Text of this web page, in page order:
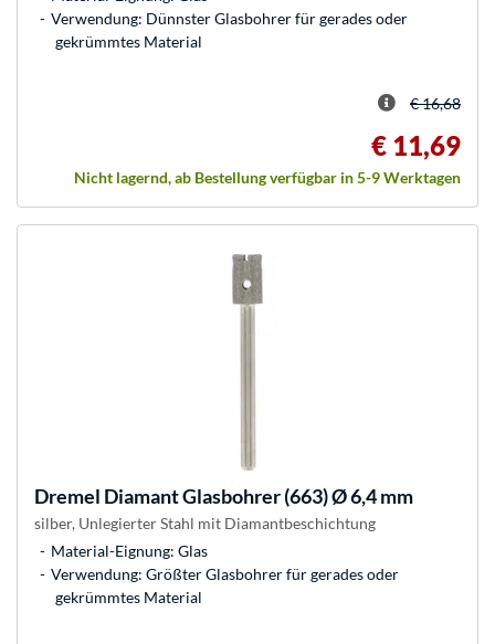
Verwendung: Dünnster Glasbohrer für gerades oder
gekrümmtes Material
€ 16,68
€ 11,69
Nicht lagernd, ab Bestellung verfügbar in 5-9 Werktagen
Dremel Diamant Glasbohrer (663) Ø 6,4 mm
silber, Unlegierter Stahl mit Diamantbeschichtung
Material-Eignung: Glas
Verwendung: Größter Glasbohrer für gerades oder
gekrümmtes Material